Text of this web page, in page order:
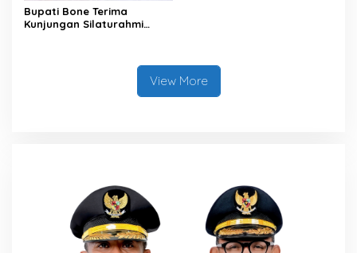
Bupati Bone Terima
Kunjungan Silaturahmi
View More